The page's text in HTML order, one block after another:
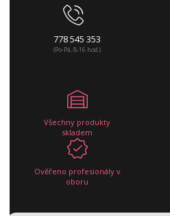
778 545 353
(Po-Pá, 8-16 hod.)
Všechny produkty
skladem
Ověřeno profesionály v
oboru